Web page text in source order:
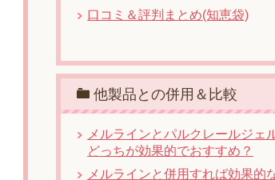
口コミ＆評判まとめ(知恵袋)
他製品との併用＆比較
メルラインとパルクレールジェ
どっちが効果的でおすすめ？
メルラインと併用すれば効果的